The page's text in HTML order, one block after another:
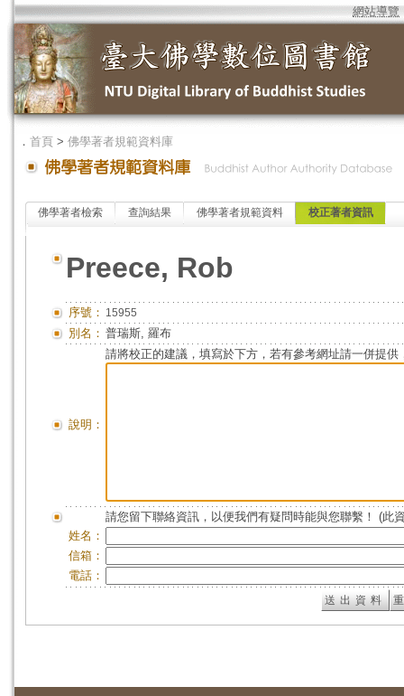
網站導覽
． 首頁 > 佛學著者規範資料庫
佛學著者檢索 查詢結果 佛學著者規範資料 校正著者資訊
Preece, Rob
序號： 15955
別名： 普瑞斯, 羅布
說明：
請將校正的建議，填寫於下方，若有參考網址請一併提供
請您留下聯絡資訊，以便我們有疑問時能與您聯繫！ (此
姓名：
信箱：
電話：